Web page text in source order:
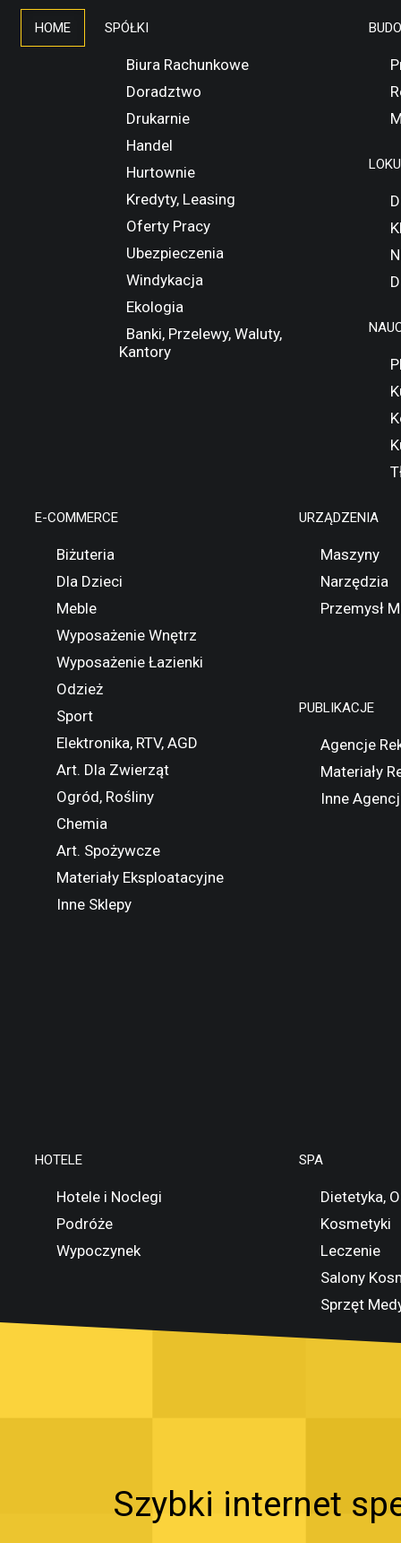
HOME SPÓŁKI
Biura Rachunkowe
Doradztwo
Drukarnie
Handel
Hurtownie
Kredyty, Leasing
Oferty Pracy
Ubezpieczenia
Windykacja
Ekologia
Banki, Przelewy, Waluty,
Kantory
E-COMMERCE
Biżuteria
Dla Dzieci
Meble
Wyposażenie Wnętrz
Wyposażenie Łazienki
Odzież
Sport
Elektronika, RTV, AGD
Art. Dla Zwierząt
Ogród, Rośliny
Chemia
Art. Spożywcze
Materiały Eksploatacyjne
Inne Sklepy
URZĄDZENIA
Maszyny
Narzędzia
Przemysł
PUBLIKACJE
Agencje
Materiały
Inne
HOTELE
Hotele i Noclegi
Podróże
Wypoczynek
SPA
Dietetyka,
Kosmetyki
Leczenie
Salony
Sprzęt
Szybki internet